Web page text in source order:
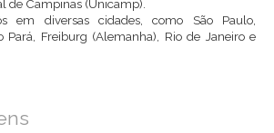
de Campinas (Unicamp).
em diversas cidades, como São Paulo,
Pará, Freiburg (Alemanha), Rio de Janeiro e